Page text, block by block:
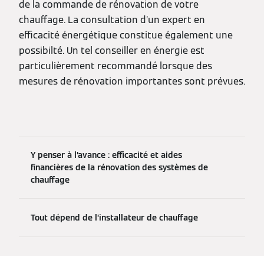
de la commande de rénovation de votre
chauffage. La consultation d’un expert en
efficacité énergétique constitue également une
possibilté. Un tel conseiller en énergie est
particulièrement recommandé lorsque des
mesures de rénovation importantes sont prévues.
Y penser à l’avance : efficacité et aides
financières de la rénovation des systèmes de
chauffage
Tout dépend de l’installateur de chauffage